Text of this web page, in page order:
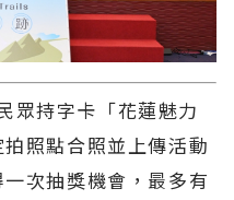
持字卡「花蓮魅力
照點合照並上傳活動
次抽獎機會，最多有